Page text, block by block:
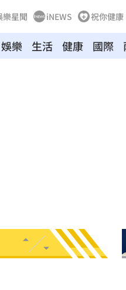
樂星聞 iNEWS 祝你健康
娛樂 生活 健康 國際